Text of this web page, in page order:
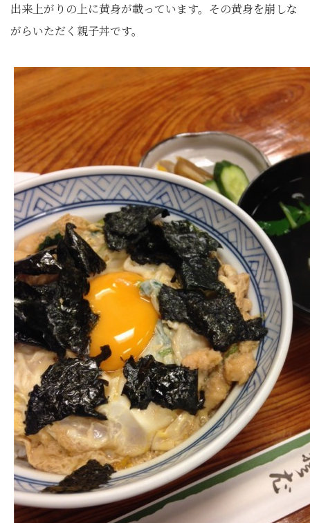
出来上がりの上に黄身が載っています。その黄身を崩しな
がらいただく親子丼です。